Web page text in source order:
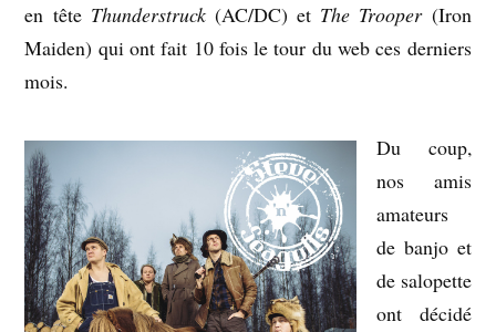
en tête Thunderstruck(AC/DC) et The Trooper(Iron
Maiden) qui ont fait 10 fois le tour du web ces derniers
mois.
Du coup,
nos amis
amateurs
de banjo et
de salopette
ont décidé